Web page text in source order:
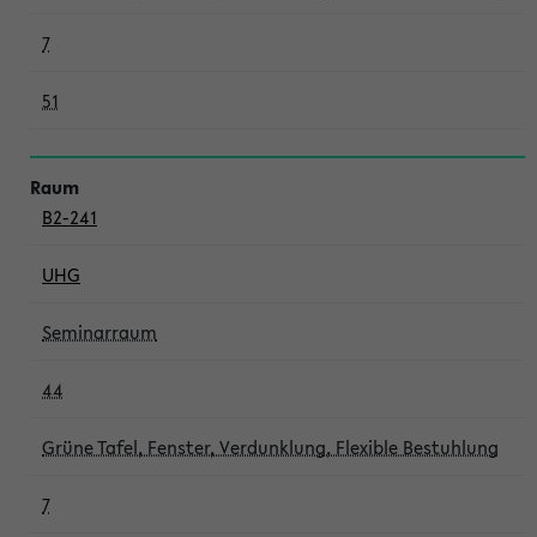
7
51
B2-241
UHG
Seminarraum
44
Grüne Tafel, Fenster, Verdunklung, Flexible Bestuhlung
7